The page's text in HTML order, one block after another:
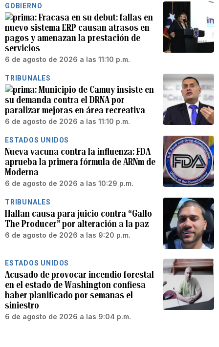
GOBIERNO
Fracasa en su debut: fallas en
nuevo sistema ERP causan atrasos en
pagos y amenazan la prestación de
servicios
6 de agosto de 2026 a las 11:10 p.m.
TRIBUNALES
Municipio de Camuy insiste en
su demanda contra el DRNA por
paralizar mejoras en área recreativa
6 de agosto de 2026 a las 11:10 p.m.
ESTADOS UNIDOS
Nueva vacuna contra la influenza: FDA
aprueba la primera fórmula de ARNm de
Moderna
6 de agosto de 2026 a las 10:29 p.m.
TRIBUNALES
Hallan causa para juicio contra “Gallo
The Producer” por alteración a la paz
6 de agosto de 2026 a las 9:20 p.m.
ESTADOS UNIDOS
Acusado de provocar incendio forestal
en el estado de Washington confiesa
haber planificado por semanas el
siniestro
6 de agosto de 2026 a las 9:04 p.m.